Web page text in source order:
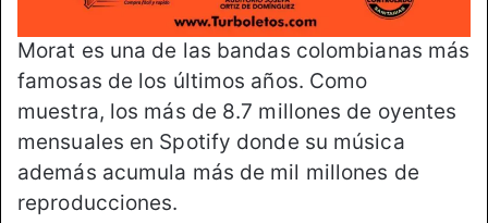
Morat es una de las bandas colombianas más
famosas de los últimos años. Como
muestra, los más de 8.7 millones de oyentes
mensuales en Spotify donde su música
además acumula más de mil millones de
reproducciones.